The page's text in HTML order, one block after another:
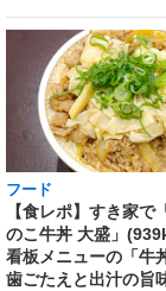
フード
【食レポ】すき家で
のこ牛丼 大盛」
看板メニューの「牛
歯ごたえと出汁の旨